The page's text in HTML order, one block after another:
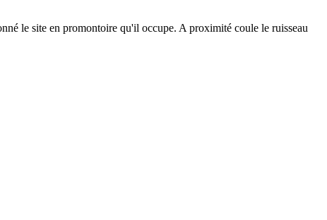
le site en promontoire qu'il occupe. A proximité coule le ruisseau